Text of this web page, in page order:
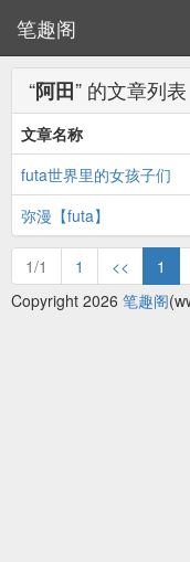
笔趣阁
“阿田” 的文章列表
文章名称
futa世界里的女孩子们
弥漫【futa】
1/1 1 << 1
Copyright 2026 笔趣阁